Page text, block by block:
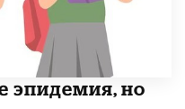
эпидемия, но